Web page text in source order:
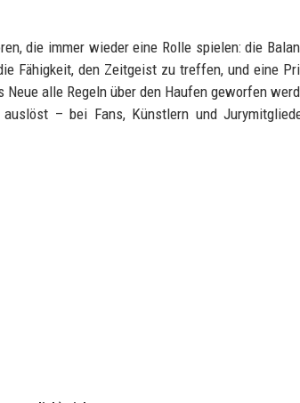
die immer wieder eine Rolle spielen: die
Fähigkeit, den Zeitgeist zu treffen, und eine
alle Regeln über den Haufen geworfen
– bei Fans, Künstlern und